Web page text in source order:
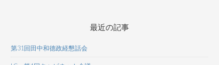
最近の記事
第31回田中和德政経懇話会